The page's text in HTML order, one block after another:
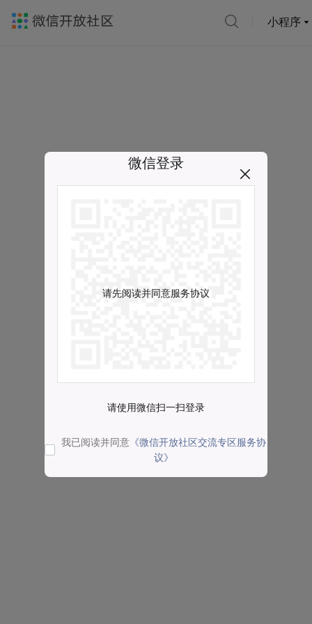
小程序
微信登录
请先阅读并同意服务协议
请使用微信扫一扫登录
我已阅读并同意 《微信开放社区交流专区服务协
议》